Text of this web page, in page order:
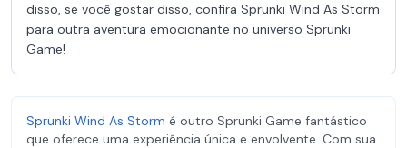
disso, se você gostar disso, confira Sprunki Wind As Storm
para outra aventura emocionante no universo Sprunki
Game!
Sprunki Wind As Storm é outro Sprunki Game fantástico
que oferece uma experiência única e envolvente. Com sua